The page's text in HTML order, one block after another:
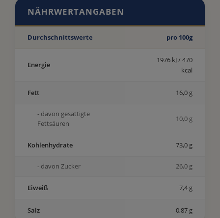
NÄHRWERTANGABEN
Durchschnittswerte pro 100g
Energie
1976 kJ / 470
kcal
Fett 16,0 g
- davon gesättigte
Fettsäuren
10,0 g
Kohlenhydrate 73,0 g
- davon Zucker 26,0 g
Eiweiß 7,4 g
Salz 0,87 g